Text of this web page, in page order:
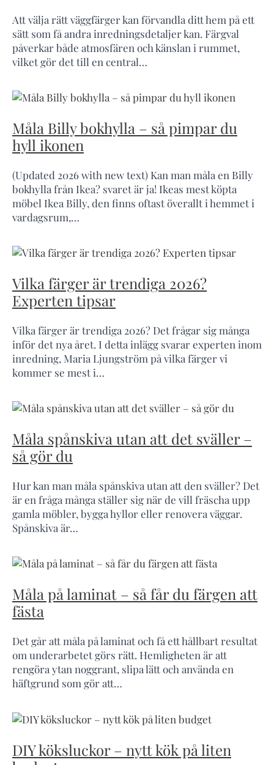
Att välja rätt väggfärger kan förvandla ditt hem på ett
sätt som få andra inredningsdetaljer kan. Färgval
påverkar både atmosfären och känslan i rummet,
vilket gör det till en central…
Måla Billy bokhylla – så pimpar du
hyll ikonen
(Updated 2026 with new text) Kan man måla en Billy
bokhylla från Ikea? svaret är ja! Ikeas mest köpta
möbel Ikea Billy, den finns oftast överallt i hemmet i
vardagsrum,…
Vilka färger är trendiga 2026?
Experten tipsar
Vilka färger är trendiga 2026? Det frågar sig många
inför det nya året. I detta inlägg svarar experten inom
inredning, Maria Ljungström på vilka färger vi
kommer se mest i…
Måla spånskiva utan att det sväller –
så gör du
Hur kan man måla spånskiva utan att den sväller? Det
är en fråga många ställer sig när de vill fräscha upp
gamla möbler, bygga hyllor eller renovera väggar.
Spånskiva är…
Måla på laminat – så får du färgen att
fästa
Det går att måla på laminat och få ett hållbart resultat
om underarbetet görs rätt. Hemligheten är att
rengöra ytan noggrant, slipa lätt och använda en
häftgrund som gör att…
DIY köksluckor – nytt kök på liten